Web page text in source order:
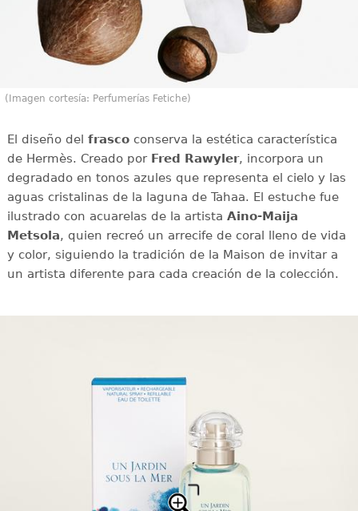
(Imagen cortesía: Perfumerías Fetiche)
El diseño del frascoconserva la estética característica
de Hermès. Creado por Fred Rawyler, incorpora un
degradado en tonos azules que representa el cielo y las
aguas cristalinas de la laguna de Tahaa. El estuche fue
ilustrado con acuarelas de la artista Aino-Maija
Metsola, quien recreó un arrecife de coral lleno de vida
y color, siguiendo la tradición de la Maison de invitar a
un artista diferente para cada creación de la colección.